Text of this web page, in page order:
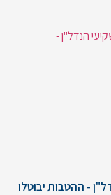
- ההטבות יבוטלו